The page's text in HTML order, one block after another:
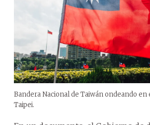
Bandera Nacional de Taiwán ondeando en
Taipei.